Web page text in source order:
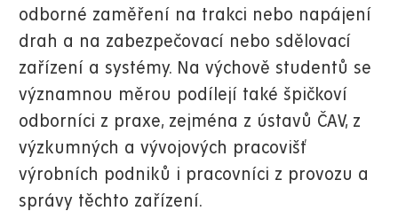
odborné zaměření na trakci nebo napájení
drah a na zabezpečovací nebo sdělovací
zařízení a systémy. Na výchově studentů se
významnou měrou podílejí také špičkoví
odborníci z praxe, zejména z ústavů ČAV, z
výzkumných a vývojových pracovišť
výrobních podniků i pracovníci z provozu a
správy těchto zařízení.